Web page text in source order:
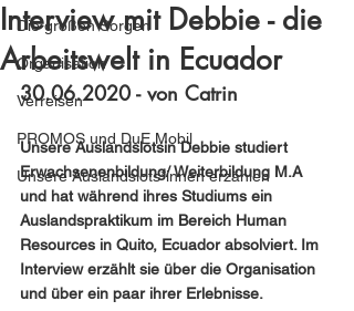
Die großen Sorgen
Organisation
Verreisen
PROMOS und DuE Mobil
Unsere Auslandslots*innen erzählen
Interview mit Debbie - die
Arbeitswelt in Ecuador
30.06.2020 - von Catrin
Unsere Auslandslotsin Debbie studiert
Erwachsenenbildung/ Weiterbildung M.A
und hat während ihres Studiums ein
Auslandspraktikum im Bereich Human
Resources in Quito, Ecuador absolviert. Im
Interview erzählt sie über die Organisation
und über ein paar ihrer Erlebnisse.